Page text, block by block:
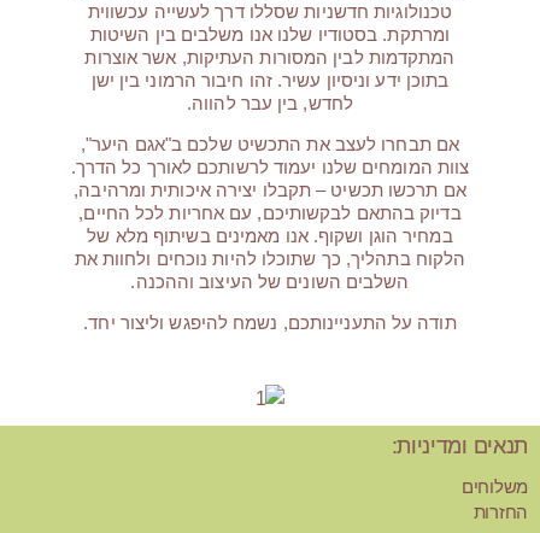
טכנולוגיות חדשניות שסללו דרך לעשייה עכשווית
ומרתקת. בסטודיו שלנו אנו משלבים בין השיטות
המתקדמות לבין המסורות העתיקות, אשר אוצרות
בתוכן ידע וניסיון עשיר. זהו חיבור הרמוני בין ישן
לחדש, בין עבר להווה.
אם תבחרו לעצב את התכשיט שלכם ב"אגם היער",
צוות המומחים שלנו יעמוד לרשותכם לאורך כל הדרך.
אם תרכשו תכשיט – תקבלו יצירה איכותית ומרהיבה,
בדיוק בהתאם לבקשותיכם, עם אחריות לכל החיים,
במחיר הוגן ושקוף. אנו מאמינים בשיתוף מלא של
הלקוח בתהליך, כך שתוכלו להיות נוכחים ולחוות את
השלבים השונים של העיצוב וההכנה.
תודה על התעניינותכם, נשמח להיפגש וליצור יחד.
תנאים ומדיניות:
משלוחים
החזרות